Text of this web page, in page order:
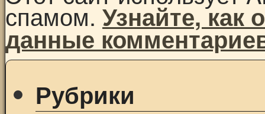
спамом.Узнайте,
данные
Рубрики